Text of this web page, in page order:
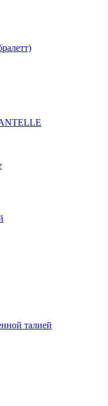
талией